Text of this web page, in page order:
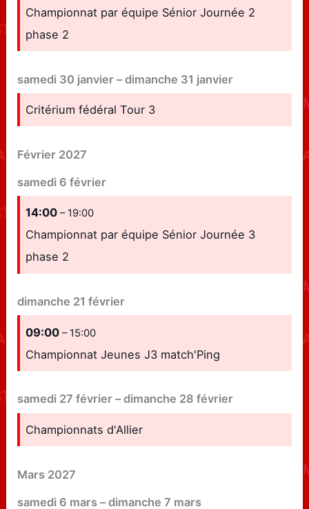
Championnat par équipe Sénior Journée 2
phase 2
samedi 30 janvier –dimanche 31 janvier
Critérium fédéral Tour 3
Février 2027
samedi 6 février
14:00– 19:00
Championnat par équipe Sénior Journée 3
phase 2
dimanche 21 février
09:00– 15:00
Championnat Jeunes J3 match'Ping
samedi 27 février –dimanche 28 février
Championnats d'Allier
Mars 2027
samedi 6 mars –dimanche 7 mars